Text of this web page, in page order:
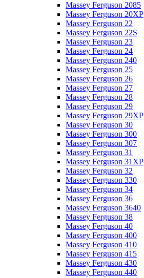
Massey Ferguson 2085
Massey Ferguson 20XP
Massey Ferguson 22
Massey Ferguson 22S
Massey Ferguson 23
Massey Ferguson 24
Massey Ferguson 240
Massey Ferguson 25
Massey Ferguson 26
Massey Ferguson 27
Massey Ferguson 28
Massey Ferguson 29
Massey Ferguson 29XP
Massey Ferguson 30
Massey Ferguson 300
Massey Ferguson 307
Massey Ferguson 31
Massey Ferguson 31XP
Massey Ferguson 32
Massey Ferguson 330
Massey Ferguson 34
Massey Ferguson 36
Massey Ferguson 3640
Massey Ferguson 38
Massey Ferguson 40
Massey Ferguson 400
Massey Ferguson 410
Massey Ferguson 415
Massey Ferguson 430
Massey Ferguson 440